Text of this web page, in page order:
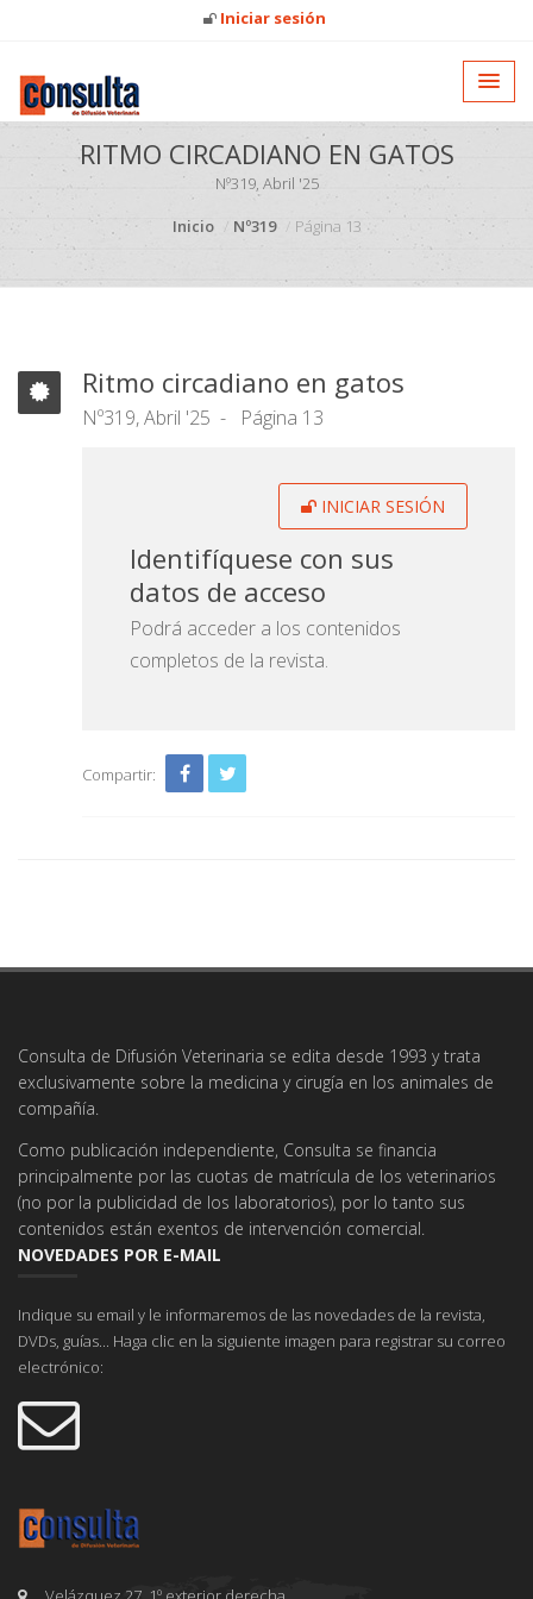
Iniciar sesión
RITMO CIRCADIANO EN GATOS
Nº319, Abril '25
Inicio
Nº319 Página 13
Ritmo circadiano en gatos
Nº319, Abril '25 Página 13
INICIAR SESIÓN
Identifíquese con sus
datos de acceso
Podrá acceder a los contenidos
completos de la revista.
Compartir:
Consulta de Difusión Veterinaria se edita desde 1993 y trata
exclusivamente sobre la medicina y cirugía en los animales de
compañía.
Como publicación independiente, Consulta se financia
principalmente por las cuotas de matrícula de los veterinarios
(no por la publicidad de los laboratorios), por lo tanto sus
contenidos están exentos de intervención comercial.
NOVEDADES POR E-MAIL
Indique su email y le informaremos de las novedades de la revista,
DVDs, guías... Haga clic en la siguiente imagen para registrar su correo
electrónico: